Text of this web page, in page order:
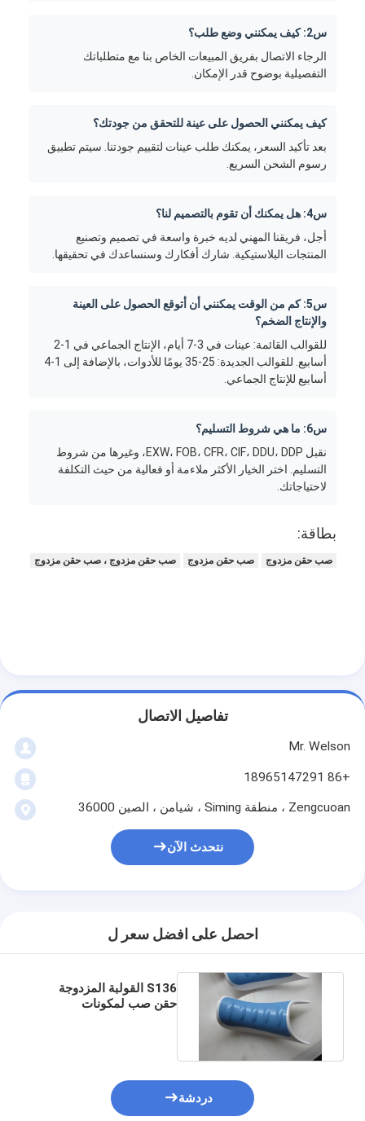
س2: كيف يمكنني وضع طلب؟
الرجاء الاتصال بفريق المبيعات الخاص بنا مع متطلباتك
التفصيلية بوضوح قدر الإمكان.
كيف يمكنني الحصول على عينة للتحقق من جودتك؟
بعد تأكيد السعر، يمكنك طلب عينات لتقييم جودتنا. سيتم تطبيق
رسوم الشحن السريع.
س4: هل يمكنك أن تقوم بالتصميم لنا؟
أجل، فريقنا المهني لديه خبرة واسعة في تصميم وتصنيع
المنتجات البلاستيكية. شارك أفكارك وسنساعدك في تحقيقها.
س5: كم من الوقت يمكنني أن أتوقع الحصول على العينة
والإنتاج الضخم؟
للقوالب القائمة: عينات في 3-7 أيام، الإنتاج الجماعي في 1-2
أسابيع. للقوالب الجديدة: 25-35 يومًا للأدوات، بالإضافة إلى 1-4
أسابيع للإنتاج الجماعي.
س6: ما هي شروط التسليم؟
نقبل EXW، FOB، CFR، CIF، DDU، DDP، وغيرها من شروط
التسليم. اختر الخيار الأكثر ملاءمة أو فعالية من حيث التكلفة
لاحتياجاتك.
بطاقة:
صب حقن مزدوج صب حقن مزدوج صب حقن مزدوج ، صب حقن مزدوج
تفاصيل الاتصال
Mr. Welson
+86 18965147291
Zengcuoan ، منطقة Siming ، شيامن ، الصين 36000
نتحدث الآن
احصل على افضل سعر ل
S136 القولبة المزدوجة
حقن صب لمكونات
دردشة